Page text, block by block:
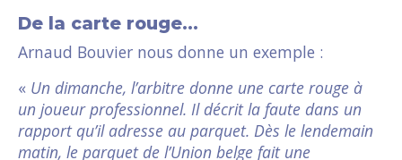
De la carte rouge…
Arnaud Bouvier nous donne un exemple :
« Un dimanche, l’arbitre donne une carte rouge à
un joueur professionnel. Il décrit la faute dans un
rapport qu’il adresse au parquet. Dès le lendemain
matin, le parquet de l’Union belge fait une